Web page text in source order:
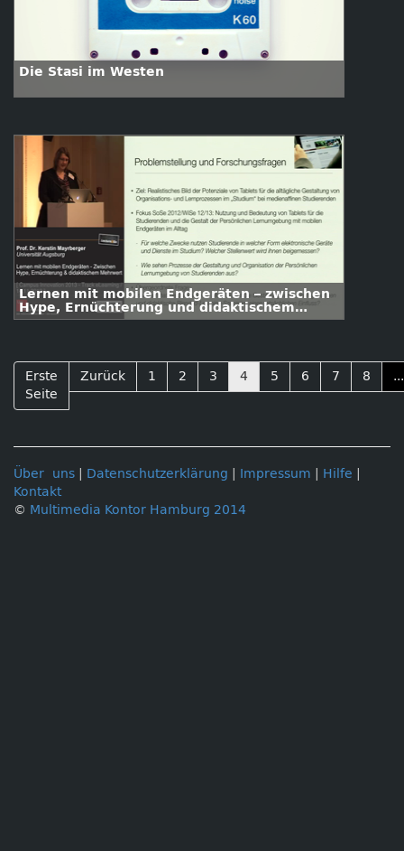
Die Stasi im Westen
Lernen mit mobilen Endgeräten – zwischen
Hype, Ernüchterung und didaktischem
Mehrwert
Erste
Seite
Zurück 1 2 3 4 5 6 7 8 ...
Über uns Datenschutzerklärung Impressum Hilfe
Kontakt
© Multimedia Kontor Hamburg 2014